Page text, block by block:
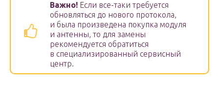
Важно! Если все-таки требуется
обновляться до нового протокола,
и была произведена покупка модуля
и антенны, то для замены
рекомендуется обратиться
в специализированный сервисный
центр.